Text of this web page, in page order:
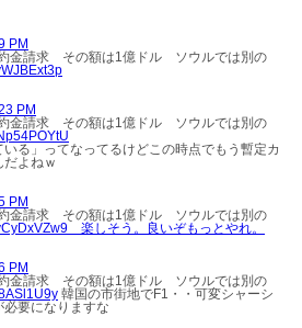
PM
金請求 その額は1億ドル ソウルでは別の
PM
金請求 その額は1億ドル ソウルでは別の
いる」ってなってるけどこの時点でもう暫定カ
よねｗ
PM
金請求 その額は1億ドル ソウルでは別の
楽しそう。良いぞもっとやれ。
PM
金請求 その額は1億ドル ソウルでは別の
韓国の市街地でF1・・可変シャーシ
要になりますな